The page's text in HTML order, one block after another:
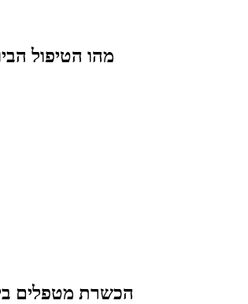
מהו הטיפול
הכשרת מטפלים